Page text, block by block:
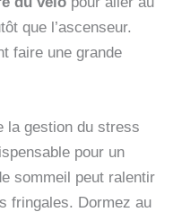
que l’ascenseur.
faire une grande
la gestion du stress
pour un
sommeil peut ralentir
fringales. Dormez au